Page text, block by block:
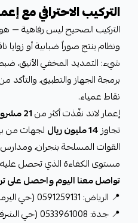
التركيب الاحترافي مع
ونظام ينتج صوراً ضبابية أو زوايا
شيء: التمديد المخفي الأنيق، ضبط
برمجة الجهاز والتطبيق، والتأكد
نقاط عمياء.
إعمار لاند نفّذت أكثر من21 مشروعاً حكومياً وعسكرياً
تجاوز14 مليون ريال
لجهات من
القوات المسلحة بنجران،
مستوى الكفاءة الذي تحصل
تواصل معنا اليوم واحصل على
📍 الرياض: 0591259131 (حي اليرموك – شارع النجاح)
📍 جدة: 0533961008 (حي الشرفية – شارع خالد بن الوليد)